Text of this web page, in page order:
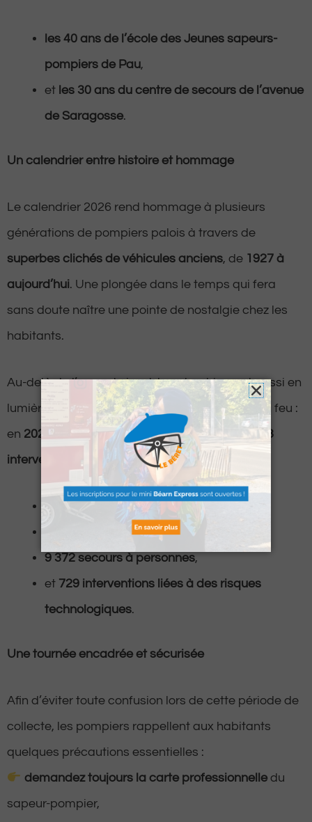
les 40 ans de l’école des Jeunes sapeurs-
pompiers de Pau,
et les 30 ans du centre de secours de l’avenue
de Saragosse.
Un calendrier entre histoire et hommage
Le calendrier 2026 rend hommage à plusieurs
générations de pompiers palois à travers de
superbes clichés de véhicules anciens, de 1927 à
aujourd’hui. Une plongée dans le temps qui fera
sans doute naître une pointe de nostalgie chez les
habitants.
Au-delà de l’aspect visuel, le calendrier met aussi en
lumière l’engagement quotidien des soldats du feu :
en 2024, les pompiers de Pau ont réalisé
11 593
interventions
, dont :
566 incendies
898 accidents de la circulation
9 372 secours à personnes,
et 729 interventions liées à des risques
technologiques.
Une tournée encadrée et sécurisée
Afin d’éviter toute confusion lors de cette période de
collecte, les pompiers rappellent aux habitants
quelques précautions essentielles :
demandez toujours la carte professionnelledu
sapeur-pompier,